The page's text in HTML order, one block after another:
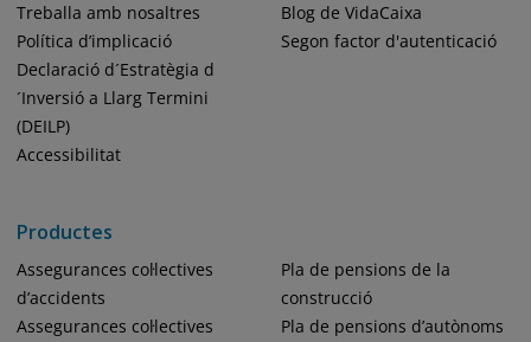
Treballa amb nosaltres
Política d’implicació
Declaració d´Estratègia d
´Inversió a Llarg Termini
(DEILP)
Accessibilitat
Productes
Assegurances col·lectives
d’accidents
Assegurances col·lectives
Pla de pensions de la
construcció
Pla de pensions d’autònoms
Blog de VidaCaixa
Segon factor d'autenticació